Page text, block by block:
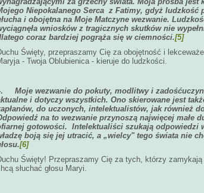
Niepokalanego Serca z Fatimy, gdyż ludzkość
i obojętna na Moje Matczyne wezwanie.
wniosków z tragicznych skutków nie
coraz bardziej pogrąża się w ciemności.[5]
Święty, przepraszamy Cię za obojętność i
- Twoja Oblubienica - kieruje do ludzkości.
Moje wezwanie do pokuty, modlitwy i
i dotyczy wszystkich. Ono skierowane jest
do uczonych, intelektualistów, jak również
na to wezwanie przynoszą najwięcej małe
gotowości. Intelektualiści szukają odpowiedzi
boją się jej utracić, a „wielcy" tego świata nie
[6]
Święty! Przepraszamy Cię za tych, którzy
słuchać głosu Maryi.